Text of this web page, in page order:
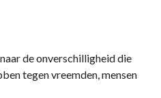
de onverschilligheid die
tegen vreemden, mensen